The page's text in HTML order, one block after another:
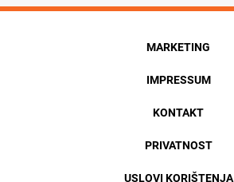
MARKETING
IMPRESSUM
KONTAKT
PRIVATNOST
USLOVI KORIŠTENJA